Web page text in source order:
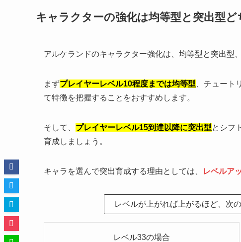
キャラクターの強化は均等型と突出型ど
アルケランドのキャラクター強化は、均等型と突出型
まずプレイヤーレベル10程度までは均等型 、チュー
て特徴を把握することをおすすめします。
そして、 プレイヤーレベル15到達以降に突出型とシフ
育成しましょう。
キャラを選んで突出育成する理由としては、 レベルア
レベルが上がれば上がるほど、次
レベル33の場合